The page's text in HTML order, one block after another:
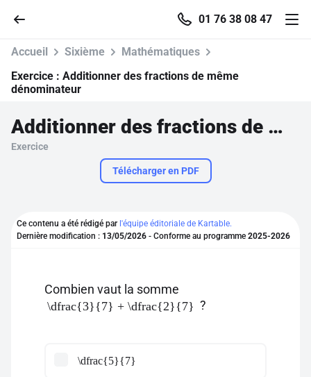
01 76 38 08 47
Parcourir
Se connecter
Pour profiter de 10 contenus offerts.
Accueil Sixième
Mathématiques
Exercice : Additionner des fractions de même
dénominateur
Additionner des fractions de même dénominateur
Exercice
Télécharger en PDF
Ce contenu a été rédigé par l'équipe éditoriale de Kartable.
Dernière modification : 13/05/2026 - Conforme au programme 2025-2026
Combien vaut la somme
\dfrac{3}{7} + \dfrac{2}{7} ?
\dfrac{5}{7}